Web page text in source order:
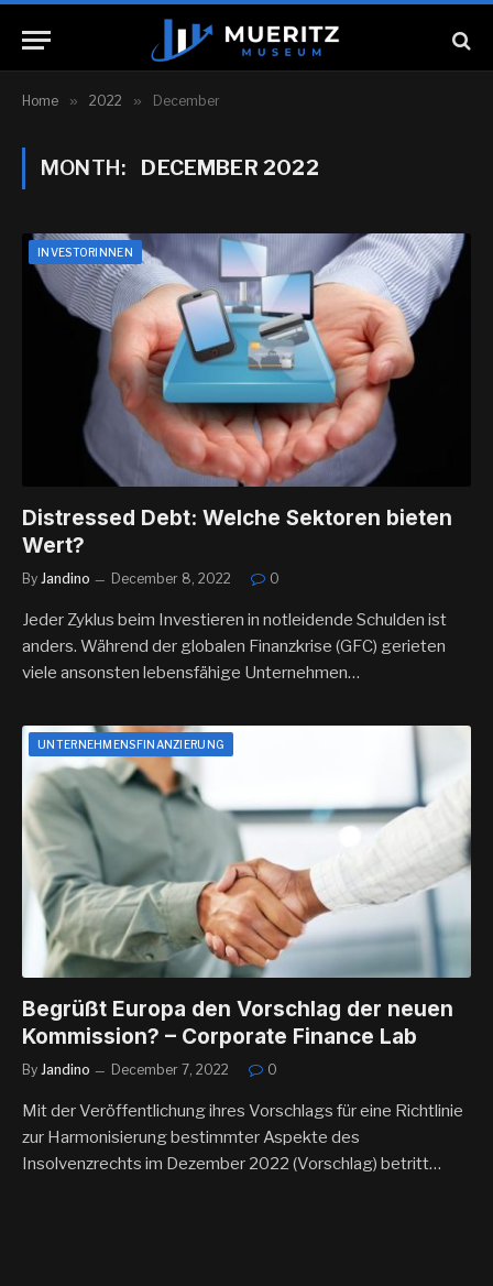
Home » 2022 » December
MONTH: DECEMBER 2022
INVESTORINNEN
Distressed Debt: Welche Sektoren bieten
Wert?
By Jandino December 8, 2022 0
Jeder Zyklus beim Investieren in notleidende Schulden ist
anders. Während der globalen Finanzkrise (GFC) gerieten
viele ansonsten lebensfähige Unternehmen…
UNTERNEHMENSFINANZIERUNG
Begrüßt Europa den Vorschlag der neuen
Kommission? – Corporate Finance Lab
By Jandino December 7, 2022 0
Mit der Veröffentlichung ihres Vorschlags für eine Richtlinie
zur Harmonisierung bestimmter Aspekte des
Insolvenzrechts im Dezember 2022 (Vorschlag) betritt…